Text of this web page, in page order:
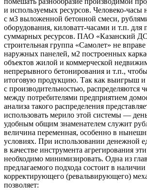
и используемых ресурсов. Человеко-часы
с м3 выложенной бетонной смеси,
оборудования, киловатт-часами и т.п. для
суммарных ресурсов. ПАО «Казанский
строительная группа «Самолет» не
наружных панелей, м2 построенных
объектов жилой и коммерческой
непрерывного бетонирования и т.п.,
итоговую продукцию. Так как выигрыш и
с производительностью, распределяются
между потребителями предприятием
анализа такого распределения
использовать мерило этой системы —
удобным общим знаменателем служит
величина переменная, особенно в
усло­виях. При использовании денежной
в качестве инструмента агрегирования
необходимо минимизировать. Одна из
предлагаемого подхода состоит в
корректирующего (ревальвирующего)
позволяет: